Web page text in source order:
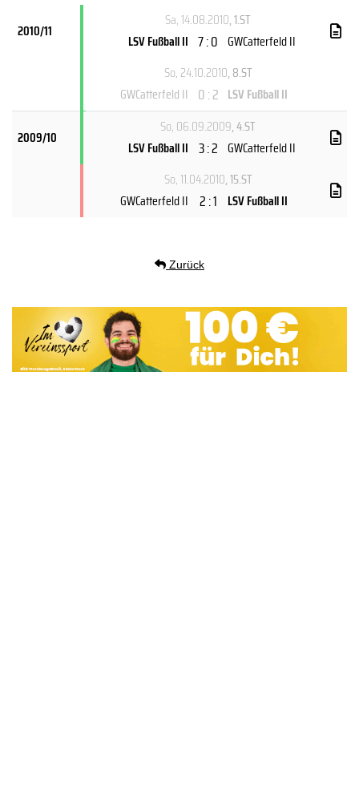
2010/11
Sa, 14.08.2010, 1.ST
LSV Fußball II 7 : 0 GWCatterfeld II
So, 24.10.2010, 8.ST
GWCatterfeld II 0 : 2 LSV Fußball II
2009/10
So, 06.09.2009, 4.ST
LSV Fußball II 3 : 2 GWCatterfeld II
So, 11.04.2010, 15.ST
GWCatterfeld II 2 : 1 LSV Fußball II
Zurück